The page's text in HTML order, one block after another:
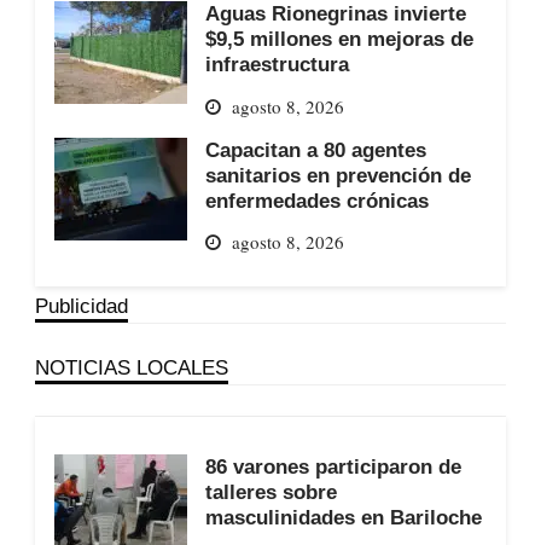
Aguas Rionegrinas invierte
$9,5 millones en mejoras de
infraestructura
agosto 8, 2026
Capacitan a 80 agentes
sanitarios en prevención de
enfermedades crónicas
agosto 8, 2026
Publicidad
NOTICIAS LOCALES
86 varones participaron de
talleres sobre
masculinidades en Bariloche